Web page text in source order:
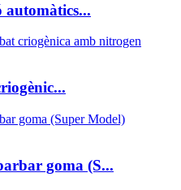
automàtics...
goma (S...